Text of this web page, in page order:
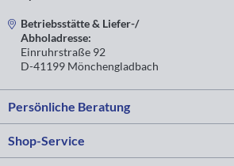
Betriebsstätte & Liefer-/
Abholadresse:
Einruhrstraße 92
D-41199 Mönchengladbach
Persönliche Beratung
Shop-Service